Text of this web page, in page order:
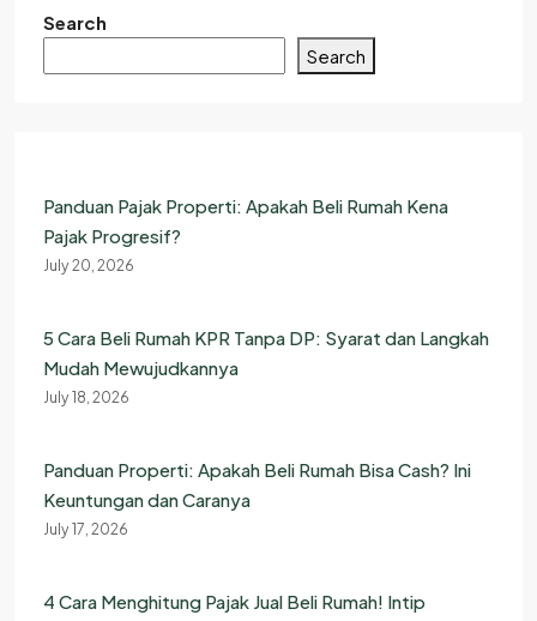
Search
Search
Panduan Pajak Properti: Apakah Beli Rumah Kena
Pajak Progresif?
July 20, 2026
5 Cara Beli Rumah KPR Tanpa DP: Syarat dan Langkah
Mudah Mewujudkannya
July 18, 2026
Panduan Properti: Apakah Beli Rumah Bisa Cash? Ini
Keuntungan dan Caranya
July 17, 2026
4 Cara Menghitung Pajak Jual Beli Rumah! Intip